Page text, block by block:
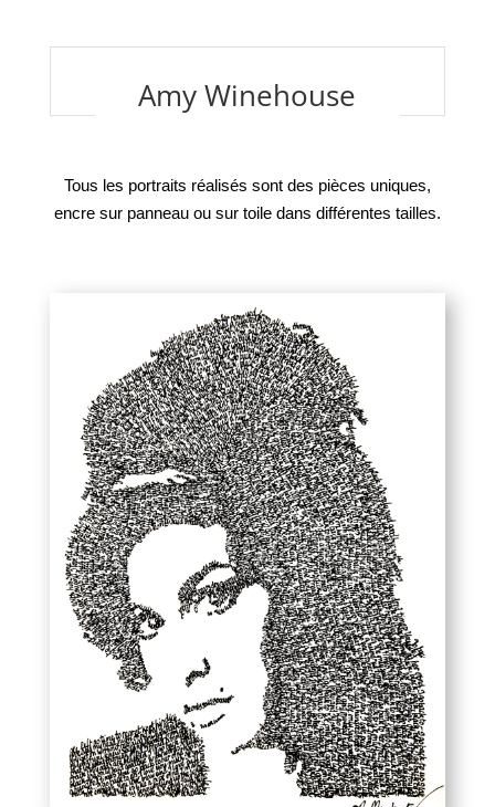
Amy Winehouse
Tous les portraits réalisés sont des pièces uniques,
encre sur panneau ou sur toile dans différentes tailles.